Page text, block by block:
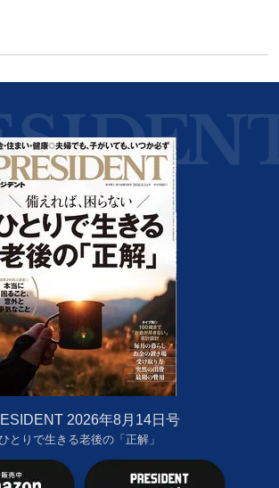
2026年8月14日号
とりで生きる老後の「正解」